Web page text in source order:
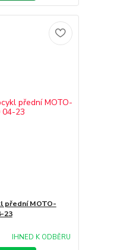
přední MOTO-
23
IHNED K ODBĚRU